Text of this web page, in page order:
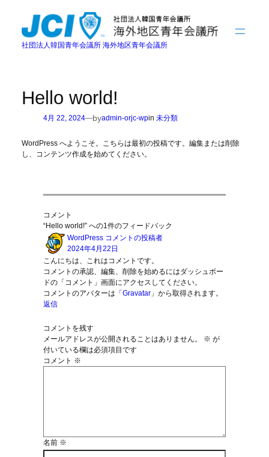
社団法人韓国青年会議所 海外地区青年会議所
Hello world!
4月 22, 2024—byadmin-orjc-wpin 未分類
WordPress へようこそ。こちらは最初の投稿です。編集または削除
し、コンテンツ作成を始めてください。
コメント
“Hello world!” への1件のフィードバック
WordPress コメントの投稿者
2024年4月22日
こんにちは、これはコメントです。
コメントの承認、編集、削除を始めるにはダッシュボー
ドの「コメント」画面にアクセスしてください。
コメントのアバターは「Gravatar」から取得されます。
返信
コメントを残す
メールアドレスが公開されることはありません。
※ が
付いている欄は必須項目です
コメント ※
名前 ※